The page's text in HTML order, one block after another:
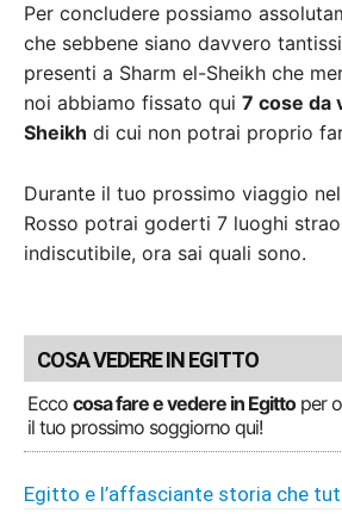
Per concludere possiamo
che sebbene siano davvero
presenti a Sharm el-Sheikh che
noi abbiamo fissato qui 7 cose da
Sheikh di cui non potrai proprio
Durante il tuo prossimo viaggio
Rosso potrai goderti 7 luoghi
indiscutibile, ora sai quali sono.
COSA VEDERE IN EGITTO
Ecco cosa fare e vedere in Egittoper
il tuo prossimo soggiorno qui!
Egitto e l’affasciante storia che